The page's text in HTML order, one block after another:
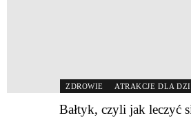
ZDROWIE ATRAKCJE DLA
Bałtyk, czyli jak leczyć